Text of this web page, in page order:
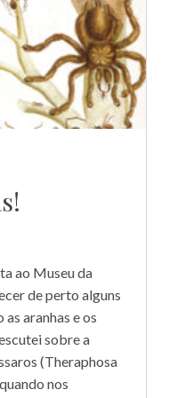
ao Museu da
de perto alguns
aranhas e os
sobre a
(Theraphosa
nos